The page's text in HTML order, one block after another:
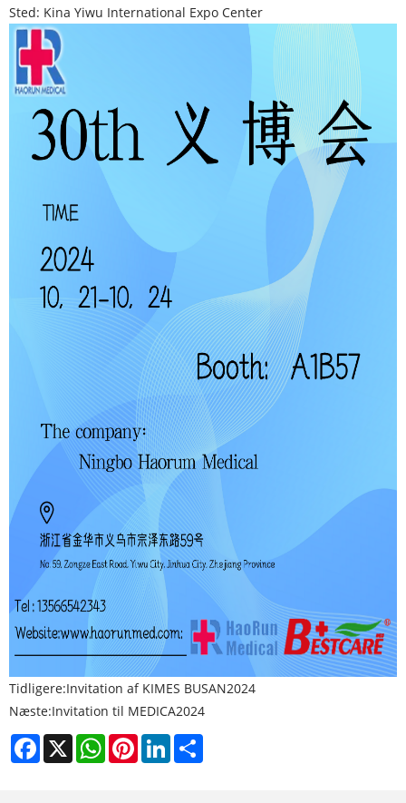
Sted: Kina Yiwu International Expo Center
Tidligere:Invitation af KIMES BUSAN2024
Næste:Invitation til MEDICA2024
Facebook
X WhatsAppPinterestLinkedIn